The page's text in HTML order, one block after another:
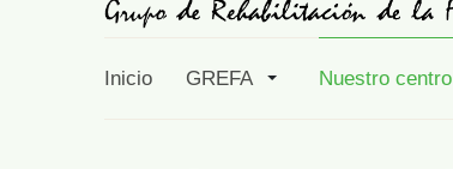
Inicio GREFA Nuestro centro